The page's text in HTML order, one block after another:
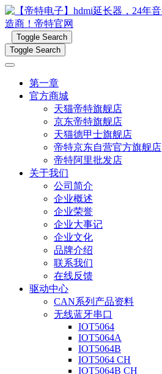
Toggle Search
Toggle Search
第一章
官方商城
天猫帝特旗舰店
京东帝特旗舰店
天猫德甲士旗舰店
帝特京东自营官方旗舰店
帝特阿里批发店
关于我们
公司简介
企业概述
企业荣誉
企业大事记
企业文化
品牌介绍
联系我们
在线反馈
驱动中心
CAN系列产品资料
无线蓝牙串口
IOT5064
IOT5064A
IOT5064B
IOT5064 CH
IOT5064B CH